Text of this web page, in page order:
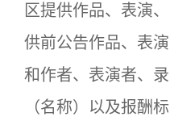
区提供作品、表演
供前公告作品、表
和作者、表演者、
（名称）以及报酬标